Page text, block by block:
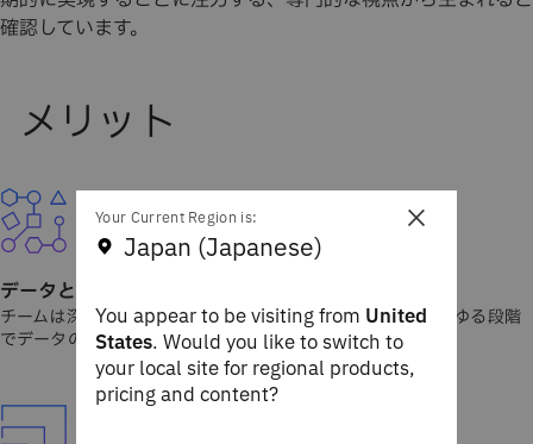
確認しています。
データとAIの専門知識
チームは深い技術的知識とビジネス上の知識を活かし、あらゆる段階
でデータの価値を最大化します。
×
Your Current Region is:
Japan (Japanese)
You appear to be visiting from United
States. Would you like to switch to
your local site for regional products,
pricing and content?